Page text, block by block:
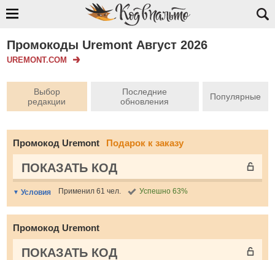
Промокоды Uremont Август 2026
UREMONT.COM
Выбор
редакции
Последние
обновления
Популярные
Промокод Uremont Подарок к заказу
ПОКАЗАТЬ КОД
Условия Применил 61 чел. Успешно 63%
Промокод Uremont
ПОКАЗАТЬ КОД